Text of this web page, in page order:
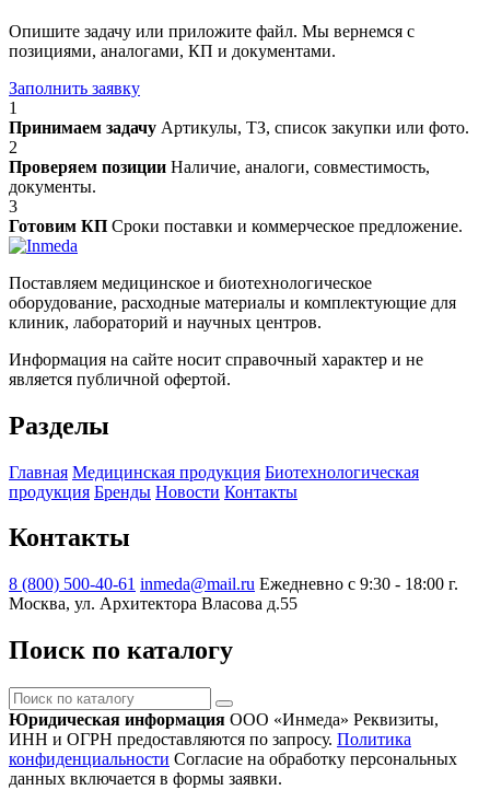
Опишите задачу или приложите файл. Мы вернемся с
позициями, аналогами, КП и документами.
Заполнить заявку
1
Принимаем задачу Артикулы, ТЗ, список закупки или фото.
2
Проверяем позиции Наличие, аналоги, совместимость,
документы.
3
Готовим КП Сроки поставки и коммерческое предложение.
Поставляем медицинское и биотехнологическое
оборудование, расходные материалы и комплектующие для
клиник, лабораторий и научных центров.
Информация на сайте носит справочный характер и не
является публичной офертой.
Разделы
Главная Медицинская продукция Биотехнологическая
продукция Бренды Новости Контакты
Контакты
8 (800) 500-40-61 inmeda@mail.ru Ежедневно с 9:30 - 18:00 г.
Москва, ул. Архитектора Власова д.55
Поиск по каталогу
Поиск
по
каталогу
Юридическая информация ООО «Инмеда» Реквизиты,
ИНН и ОГРН предоставляются по запросу. Политика
конфиденциальности Согласие на обработку персональных
данных включается в формы заявки.